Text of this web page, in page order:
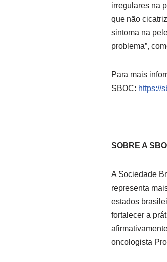
irregulares na
que não
sintoma na
problema”,
Para mais
SBOC: https://
SOBRE A
A Sociedade
representa
estados
fortalecer a
oncologista